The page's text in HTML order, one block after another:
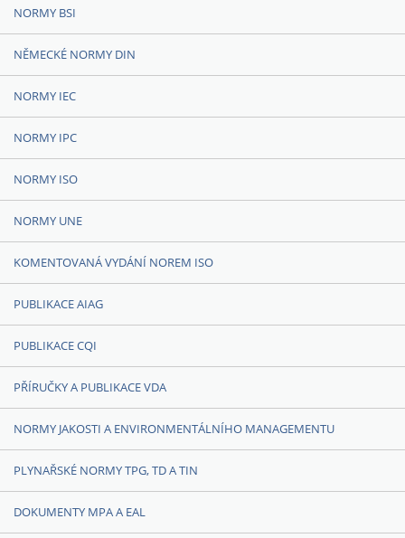
NORMY BSI
NĚMECKÉ NORMY DIN
NORMY IEC
NORMY IPC
NORMY ISO
NORMY UNE
KOMENTOVANÁ VYDÁNÍ NOREM ISO
PUBLIKACE AIAG
PUBLIKACE CQI
PŘÍRUČKY A PUBLIKACE VDA
NORMY JAKOSTI A ENVIRONMENTÁLNÍHO MANAGEMENTU
PLYNAŘSKÉ NORMY TPG, TD A TIN
DOKUMENTY MPA A EAL